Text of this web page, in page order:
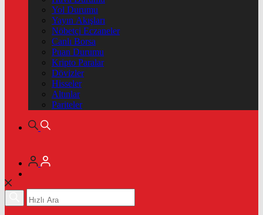
Yol Durumu
Yayın Akışları
Nöbetçi Eczaneler
Canlı Borsa
Puan Durumu
Kripto Paralar
Dövizler
Hisseler
Altınlar
Pariteler